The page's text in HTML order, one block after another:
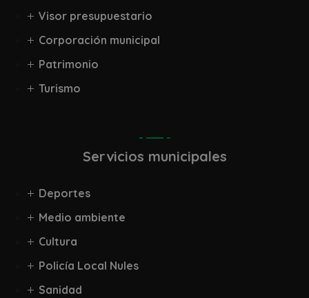
Visor presupuestario
Corporación municipal
Patrimonio
Turismo
Servicios municipales
Deportes
Medio ambiente
Cultura
Policía Local Nules
Sanidad